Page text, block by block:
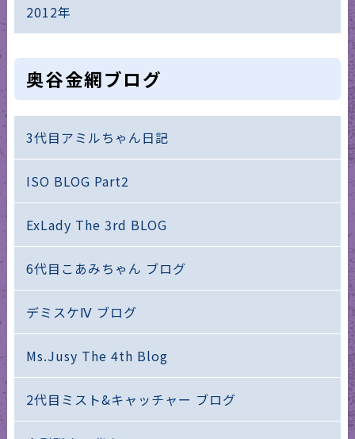
2012年
奥谷金網ブログ
3代目アミルちゃん日記
ISO BLOG Part2
ExLady The 3rd BLOG
6代目こあみちゃん ブログ
デミスケⅣ ブログ
Ms.Jusy The 4th Blog
2代目ミスト&キャッチャー ブログ